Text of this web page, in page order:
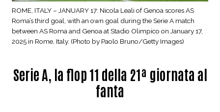
ROME, ITALY – JANUARY 17: Nicola Leali of Genoa scores AS
Roma’s third goal, with an own goal during the Serie A match
between AS Roma and Genoa at Stadio Olimpico on January 17,
2025 in Rome, Italy. (Photo by Paolo Bruno/Getty Images)
Serie A, la flop 11 della 21ª giornata al
fanta